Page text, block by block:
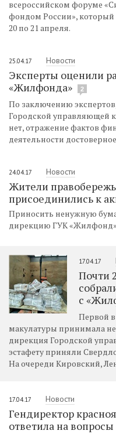
всероссийском форуме
фондом России»,
20 по 21 апреля.
25.04.17 Новости
Эксперты оценили
«Жилфонда»
2
По заключению
Городской управляющей
нет, отражение фактов
деятельности
24.04.17 Новости
Жители
присоединились к
Приносить ненужную
дирекцию ГУК «Жилфонд»
17.04.17
Почти
с
Первой
макулатуры принимала
дирекция Городской
эстафету приняли
На очереди Кировский,
17.04.17 Новости
Гендиректор
ответила на